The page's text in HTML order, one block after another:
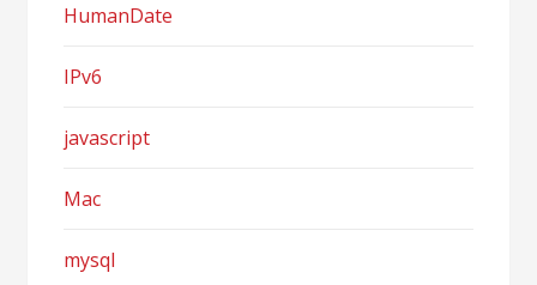
HumanDate
IPv6
javascript
Mac
mysql